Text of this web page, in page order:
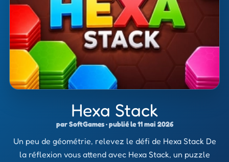
Hexa Stack
par SoftGames · publié le 11 mai 2026
Un peu de géométrie, relevez le défi de Hexa Stack De
la réflexion vous attend avec Hexa Stack, un puzzle